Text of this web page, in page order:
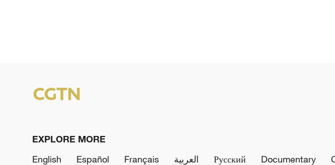
EXPLORE MORE
English
Español Français العربية Русский Documentary